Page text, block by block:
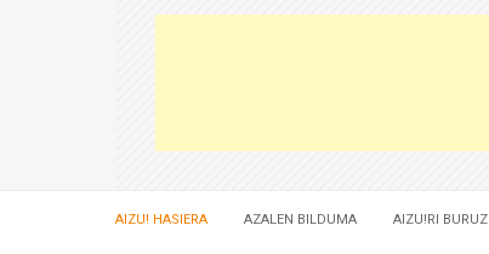
AIZU! HASIERA AZALEN BILDUMA AIZU!RI BURUZ